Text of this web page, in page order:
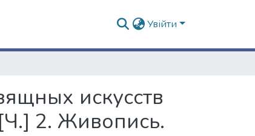
Увійти
искусств
2. Живопись.